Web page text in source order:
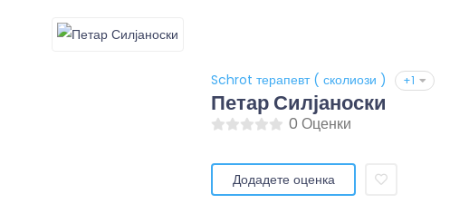
Schrot терапевт ( сколиози ) +1
Петар Силјаноски
0 Оценки
Додадете оценка